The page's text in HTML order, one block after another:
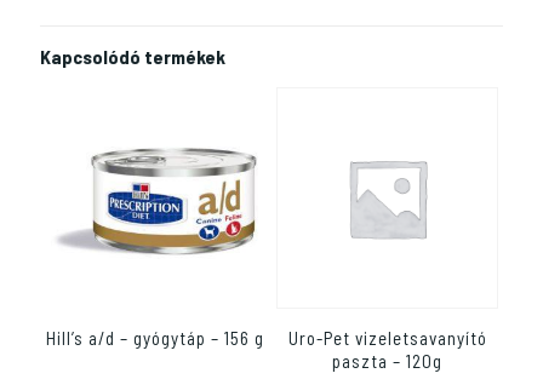
Kapcsolódó termékek
Hill’s a/d – gyógytáp – 156 g
Uro-Pet vizeletsavanyító
paszta – 120g